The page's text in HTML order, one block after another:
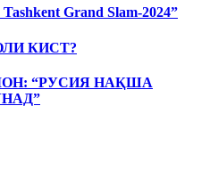
Grand Slam-2024”
КИСТ?
“РУСИЯ НАҚША